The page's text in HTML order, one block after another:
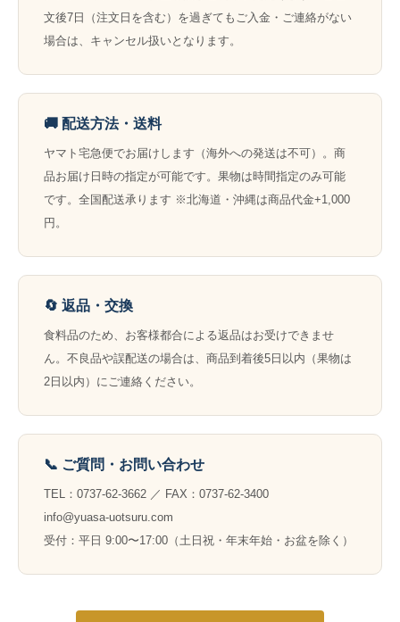
文後7日（注文日を含む）を過ぎてもご入金・ご連絡がない
場合は、キャンセル扱いとなります。
🚚 配送方法・送料
ヤマト宅急便でお届けします（海外への発送は不可）。商
品お届け日時の指定が可能です。果物は時間指定のみ可能
です。全国配送承ります ※北海道・沖縄は商品代金+1,000
円。
🔄 返品・交換
食料品のため、お客様都合による返品はお受けできませ
ん。不良品や誤配送の場合は、商品到着後5日以内（果物は
2日以内）にご連絡ください。
📞 ご質問・お問い合わせ
TEL：0737-62-3662 ／ FAX：0737-62-3400
info@yuasa-uotsuru.com
受付：平日 9:00〜17:00（土日祝・年末年始・お盆を除く）